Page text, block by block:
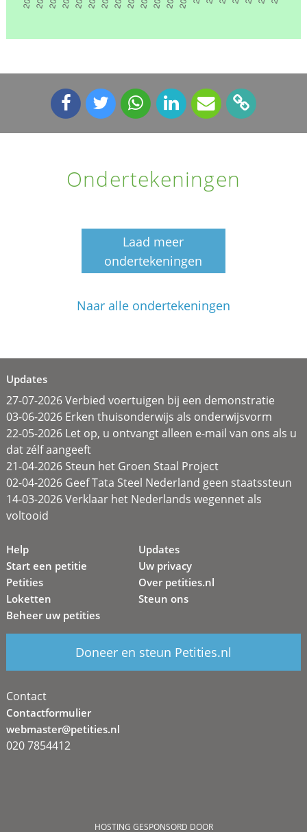
Ondertekeningen
Laad meer
ondertekeningen
Naar alle ondertekeningen
Updates
27-07-2026 Verbied voertuigen bij een demonstratie
03-06-2026 Erken thuisonderwijs als onderwijsvorm
22-05-2026 Let op, u ontvangt alleen e-mail van ons als u
dat zélf aangeeft
21-04-2026 Steun het Groen Staal Project
02-04-2026 Geef Tata Steel Nederland geen staatssteun
14-03-2026 Verklaar het Nederlands wegennet als
voltooid
Help
Start een petitie
Petities
Loketten
Beheer uw petities
Updates
Uw privacy
Over petities.nl
Steun ons
Doneer en steun Petities.nl
Contact
Contactformulier
webmaster@petities.nl
020 7854412
HOSTING GESPONSORD DOOR